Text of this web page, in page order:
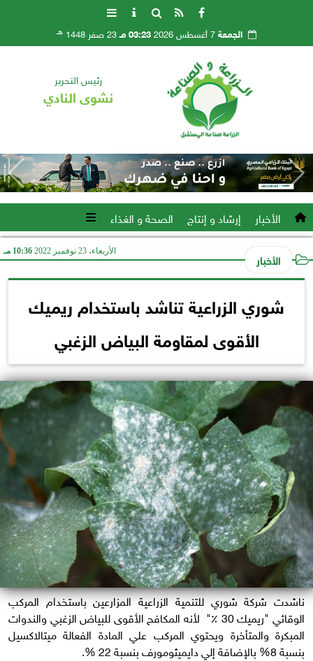
الجمعة 03:23 مـ 23 صفر 1448 هـ
رئيس التحرير
نشوى النادي
الأخبار إرشاد و إنتاج الصحة و الغذاء
الأخبار الأربعاء، 23 نوفمبر 2022 10:36 مـ
شوري الزراعية تناشد باستخدام ريميك
الأقوى لمقاومة البياض الزغبي
ناشدت شركة شوري للتنمية الزراعية المزارعين باستخدام المركب
الوقائي "ريميك 30 ٪" لأنه المكافح الأقوى للبياض الزغبي والندوات
المبكرة والمتأخرة ويحتوي المركب علي المادة الفعالة ميتالاكسيل
بنسبة 8% بالإضافة إلي دايميثومورف بنسبة 22 %.